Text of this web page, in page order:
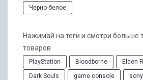
Черно-белое
Нажимай на теги и смотри больше
товаров
PlayStation Bloodborne
Elden
Dark Souls
game console sony